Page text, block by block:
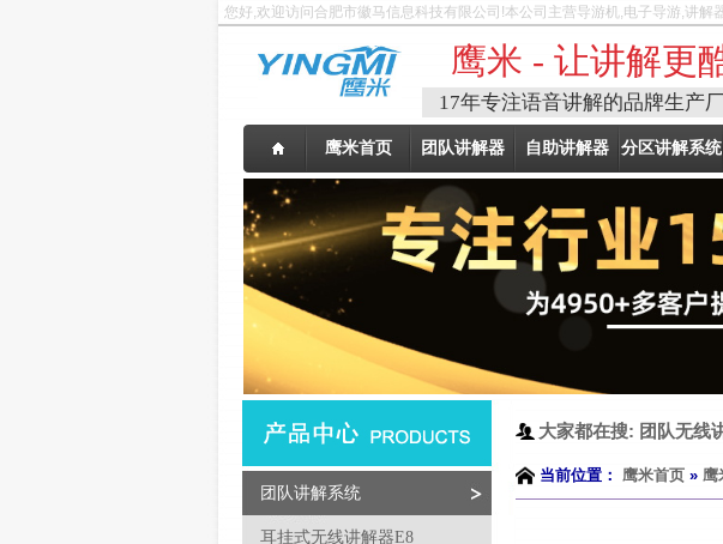
您好,欢迎访问合肥市徽马信息科技有限公司!本公司主营导游机,电子导游,讲解
鹰米 - 让讲解更
17年专注语音讲解的品牌生产
鹰米首页 团队讲解器 自助讲解器 分区讲解系统
团队讲解系统
耳挂式无线讲解器E8
大家都在搜: 团队无线
当前位置： 鹰米首页 » 鹰